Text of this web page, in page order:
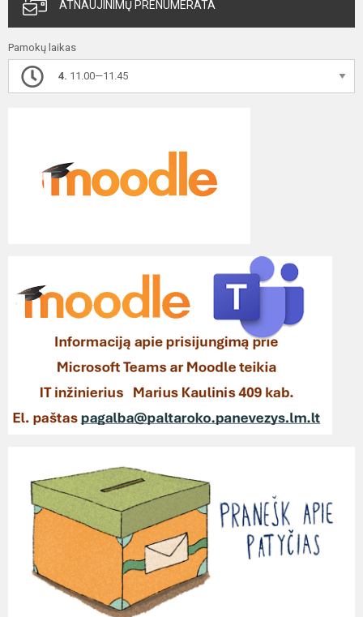
ATNAUJINIMŲ PRENUMERATA
Pamokų laikas
4. 11.00—11.45